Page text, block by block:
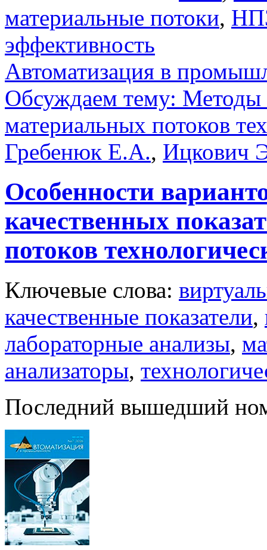
материальные потоки,
эффективность
Автоматизация в
Обсуждаем тему: Методы
материальных потоков
Гребенюк Е.А., Ицкович
Особенности
качественных
потоков
Ключевые слова:
качественные показатели,
лабораторные анализы,
анализаторы,
Последний вышедший